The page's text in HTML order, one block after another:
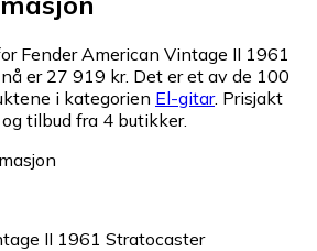
Fender American Vintage II 1961
er 27 919 kr. Det er et av de 100
i kategorien El-gitar. Prisjakt
tilbud fra 4 butikker.
II 1961 Stratocaster